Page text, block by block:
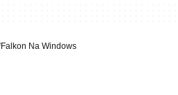
Falkon Na Windows